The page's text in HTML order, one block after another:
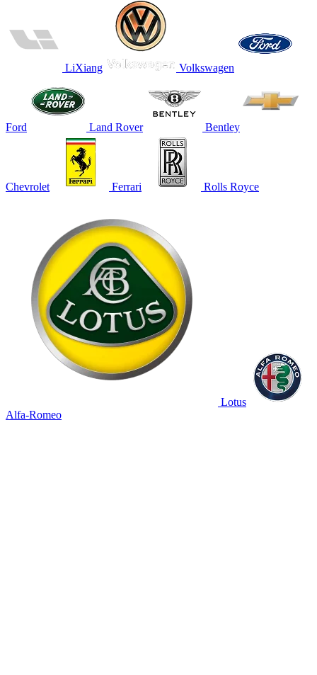
LiXiang Volkswagen
Ford Land Rover Bentley
Chevrolet Ferrari Rolls Royce
Lotus
Alfa-Romeo